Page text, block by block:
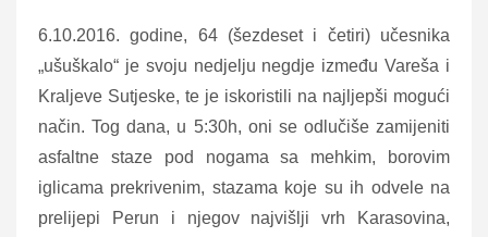
6.10.2016. godine, 64 (šezdeset i četiri) učesnika
„ušuškalo“ je svoju nedjelju negdje između Vareša i
Kraljeve Sutjeske, te je iskoristili na najljepši mogući
način. Tog dana, u 5:30h, oni se odlučiše zamijeniti
asfaltne staze pod nogama sa mehkim, borovim
iglicama prekrivenim, stazama koje su ih odvele na
prelijepi Perun i njegov najvišlji vrh Karasovina,